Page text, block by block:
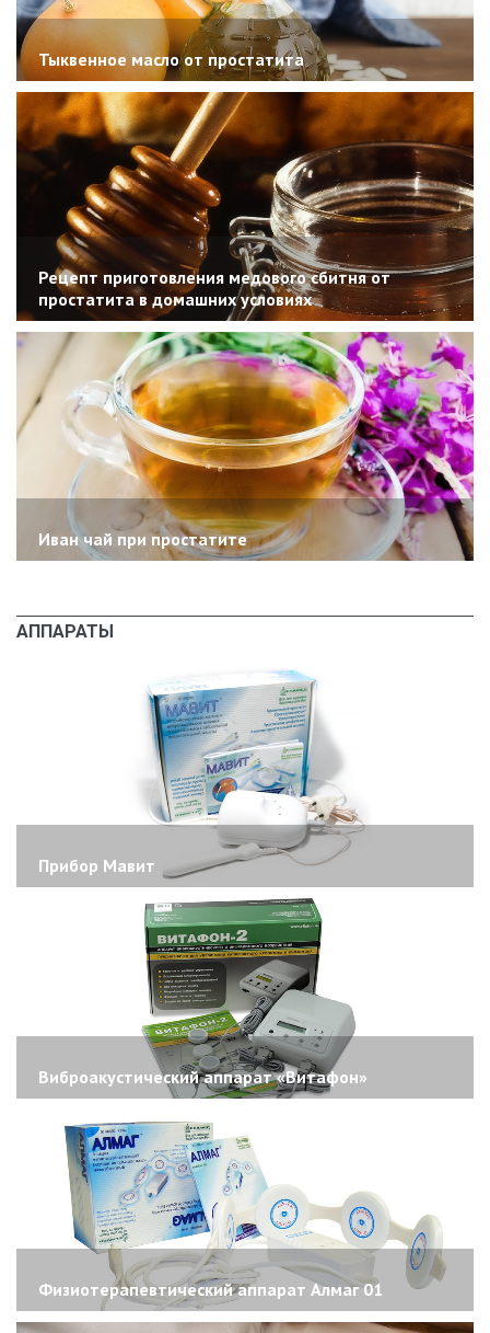
Тыквенное масло от простатита
Рецепт приготовления медового сбитня от
простатита в домашних условиях
Иван чай при простатите
АППАРАТЫ
Прибор Мавит
Виброакустический аппарат «Витафон»
Физиотерапевтический аппарат Алмаг 01